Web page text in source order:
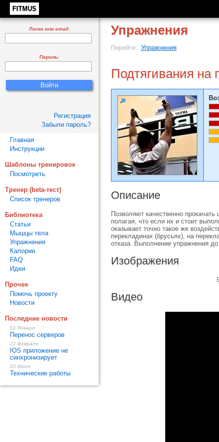
FITMUS
Упражнения
Перейти: Упражнения
Подтягивания на
Описание
Позволяют качественно
полагая, что если их и стоит
оказывает точно такое же
перекладинах (брусьях), на
отказа. Выполнение упражнения
Изображения
Видео
Логин или email:
Пароль:
Регистрация
Забыли пароль?
Главная
Инструкции
Шаблоны тренировок
Посмотреть
Тренер (beta-тест)
Список тренеров
Библиотека
Статьи
Мышцы тела
Упражнения
Калории
FAQ
Идеи
Прочее
Помочь проекту
Новости
Последние новости
02 Января
Перенос серверов
22 Февраля
IOS приложение не
синхронизирует
20 Июня
Технические работы